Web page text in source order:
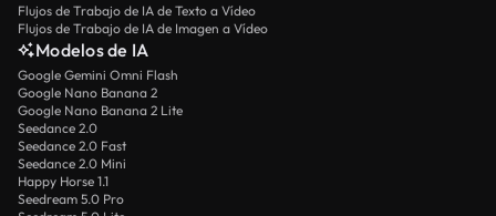
Flujos de Trabajo de IA de Texto a Vídeo
Flujos de Trabajo de IA de Imagen a Vídeo
Modelos de IA
Google Gemini Omni Flash
Google Nano Banana 2
Google Nano Banana 2 Lite
Seedance 2.0
Seedance 2.0 Fast
Seedance 2.0 Mini
Happy Horse 1.1
Seedream 5.0 Pro